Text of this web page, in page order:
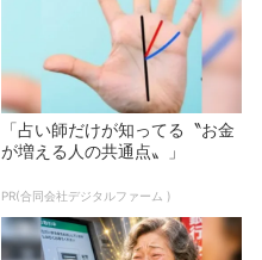
「占い師だけが知ってる〝お金
が増える人の共通点〟」
PR(合同会社デジタルファーム )